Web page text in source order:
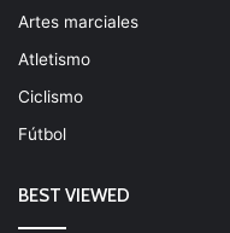
Artes marciales
Atletismo
Ciclismo
Fútbol
BEST VIEWED